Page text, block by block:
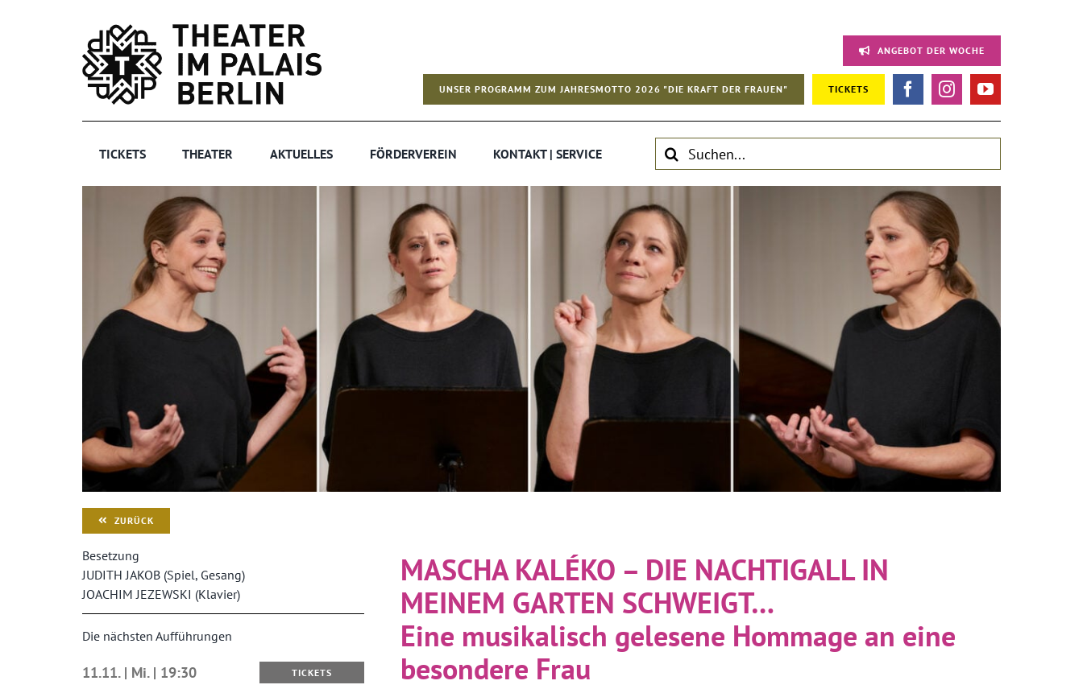
ANGEBOT DER WOCHE
UNSER PROGRAMM ZUM JAHRESMOTTO 2026 "DIE KRAFT DER FRAUEN" TICKETS
TICKETS THEATER AKTUELLES FÖRDERVEREIN KONTAKT | SERVICE
Suche
nach:
ZURÜCK
Besetzung
JUDITH JAKOB (Spiel, Gesang)
JOACHIM JEZEWSKI (Klavier)
Die nächsten Aufführungen
11.11. | Mi. | 19:30 TICKETS
MASCHA KALÉKO – DIE NACHTIGALL IN
MEINEM GARTEN SCHWEIGT…
Eine musikalisch gelesene Hommage an eine
besondere Frau